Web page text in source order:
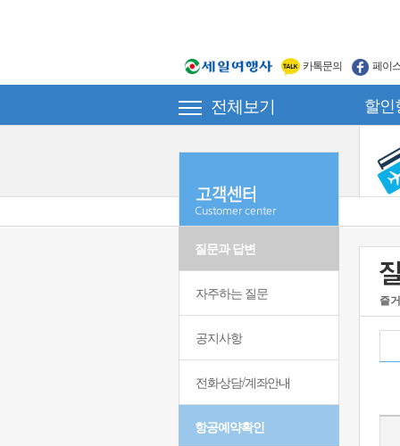
카톡문의 페이
전체보기 할인
질문과 답변
자주하는 질문
공지사항
전화상담/계좌안내
항공예약확인
즐